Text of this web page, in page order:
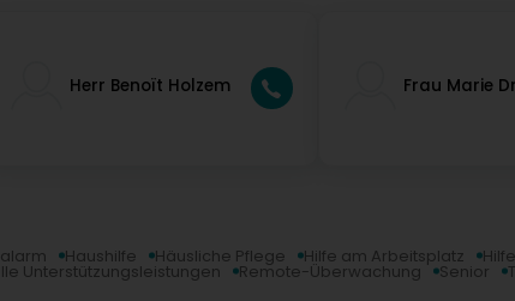
Herr Benoït Holzem Frau Marie
Haushilfe Häusliche Pflege Hilfe am Arbeitsplatz
Unterstützungsleistungen Remote-Überwachung Senior